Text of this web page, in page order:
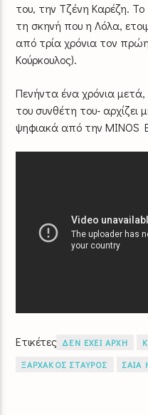
του, την Τζένη Καρέζη. Το
τη σκηνή που η Λόλα,
από τρία χρόνια τον
Κούρκουλος).
Πενήντα ένα χρόνια
του συνθέτη του- αρχίζει
ψηφιακά από την MINOS
Ετικέτες ΔΕΝ ΕΧΕΙ ΑΡΧΗ
ΞΑΡΧΑΚΟΣ ΣΤΑΥΡΟΣ
ΣΑΙΑ